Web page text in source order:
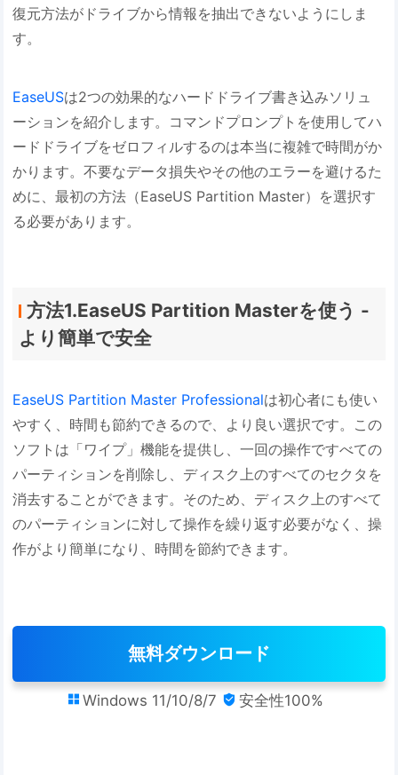
復元方法がドライブから情報を抽出できないようにしま
す。
EaseUSは2つの効果的なハードドライブ書き込みソリュ
ーションを紹介します。コマンドプロンプトを使用してハ
ードドライブをゼロフィルするのは本当に複雑で時間がか
かります。不要なデータ損失やその他のエラーを避けるた
めに、最初の方法（EaseUS Partition Master）を選択す
る必要があります。
方法1.EaseUS Partition Masterを使う -
より簡単で安全
EaseUS Partition Master Professionalは初心者にも使い
やすく、時間も節約できるので、より良い選択です。この
ソフトは「ワイプ」機能を提供し、一回の操作ですべての
パーティションを削除し、ディスク上のすべてのセクタを
消去することができます。そのため、ディスク上のすべて
のパーティションに対して操作を繰り返す必要がなく、操
作がより簡単になり、時間を節約できます。
無料ダウンロード
 Windows 11/10/8/7  安全性100%